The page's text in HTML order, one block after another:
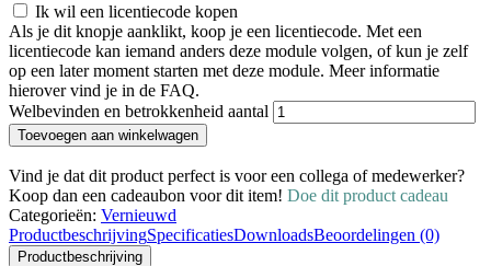
Ik wil een licentiecode kopen
Als je dit knopje aanklikt, koop je een licentiecode. Met een
licentiecode kan iemand anders deze module volgen, of kun je zelf
op een later moment starten met deze module. Meer informatie
hierover vind je in de FAQ.
Welbevinden en betrokkenheid aantal
Toevoegen aan winkelwagen
Vind je dat dit product perfect is voor een collega of medewerker?
Koop dan een cadeaubon voor dit item! Doe dit product cadeau
Categorieën: Vernieuwd
ProductbeschrijvingSpecificatiesDownloadsBeoordelingen (0)
Productbeschrijving